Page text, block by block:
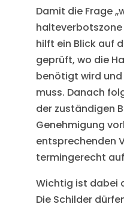
Damit die Frage
halteverbotszone
hilft ein Blick auf
geprüft, wo die
benötigt wird
muss. Danach
der zuständigen
Genehmigung
entsprechenden
termingerecht
Wichtig ist dabei
Die Schilder